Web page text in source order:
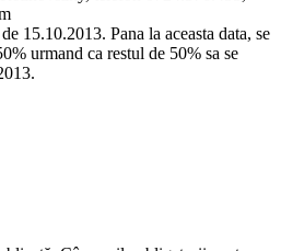
15.10.2013. Pana la aceasta data, se
urmand ca restul de 50% sa se